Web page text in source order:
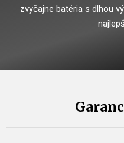
zvyčajne batéria s dlhou